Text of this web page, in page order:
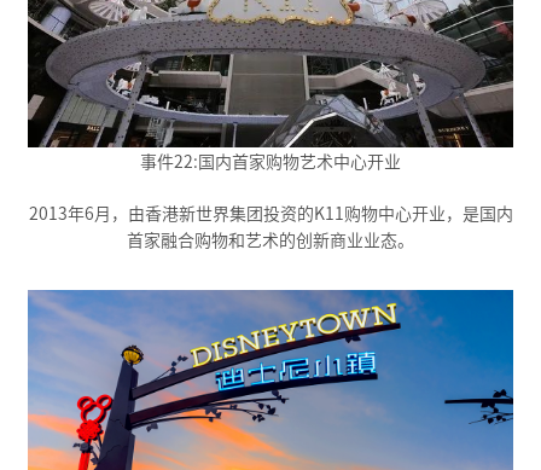
事件22:国内首家购物艺术中心开业
2013年6月，由香港新世界集团投资的K11购物中心开业，是国内
首家融合购物和艺术的创新商业业态。